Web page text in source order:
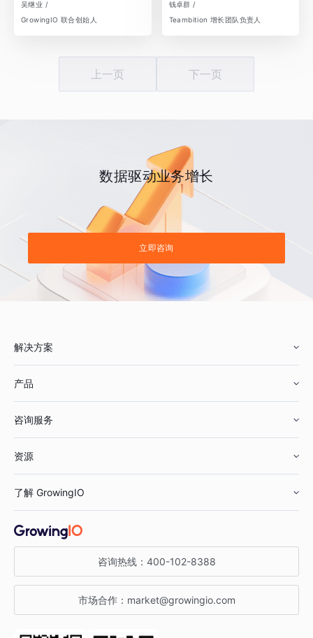
吴继业 /
GrowingIO 联合创始人
钱卓群 /
Teambition 增长团队负责人
上一页 下一页
数据驱动业务增长
立即咨询
解决方案
鞋服行业
汽车行业
金融行业
产品
智能运营
获客分析
咨询服务
资源
增长公开课
增长博客
了解 GrowingIO
关于 GrowingIO
增长大会
咨询热线： 400-102-8388
市场合作： market@growingio.com